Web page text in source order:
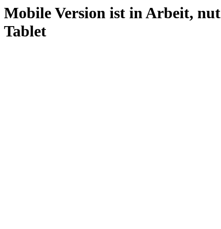
Mobile Version ist in Arbeit,
Tablet